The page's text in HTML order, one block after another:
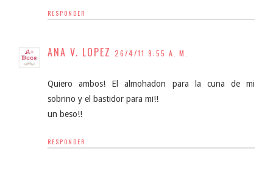
RESPONDER
ANA V. LOPEZ 26/4/11 9:55 A. M.
Quiero ambos! El almohadon para la cuna de mi
sobrino y el bastidor para mi!!
un beso!!
RESPONDER